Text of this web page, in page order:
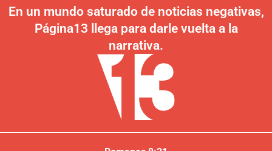
En un mundo saturado de noticias negativas,
Página13 llega para darle vuelta a la
narrativa.